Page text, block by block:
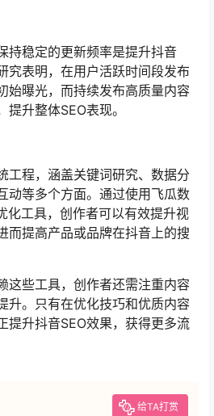
持稳定的更新频率是提升抖音
究表明，在用户活跃时间段发布
始曝光，而持续发布高质量内容
升整体SEO表现。
工程，涵盖关键词研究、数据分
动等多个方面。通过使用飞瓜数
化工具，创作者可以有效提升视
而提高产品或品牌在抖音上的搜
这些工具，创作者还需注重内容
升。只有在优化技巧和优质内容
提升抖音SEO效果，获得更多流
给TA打赏